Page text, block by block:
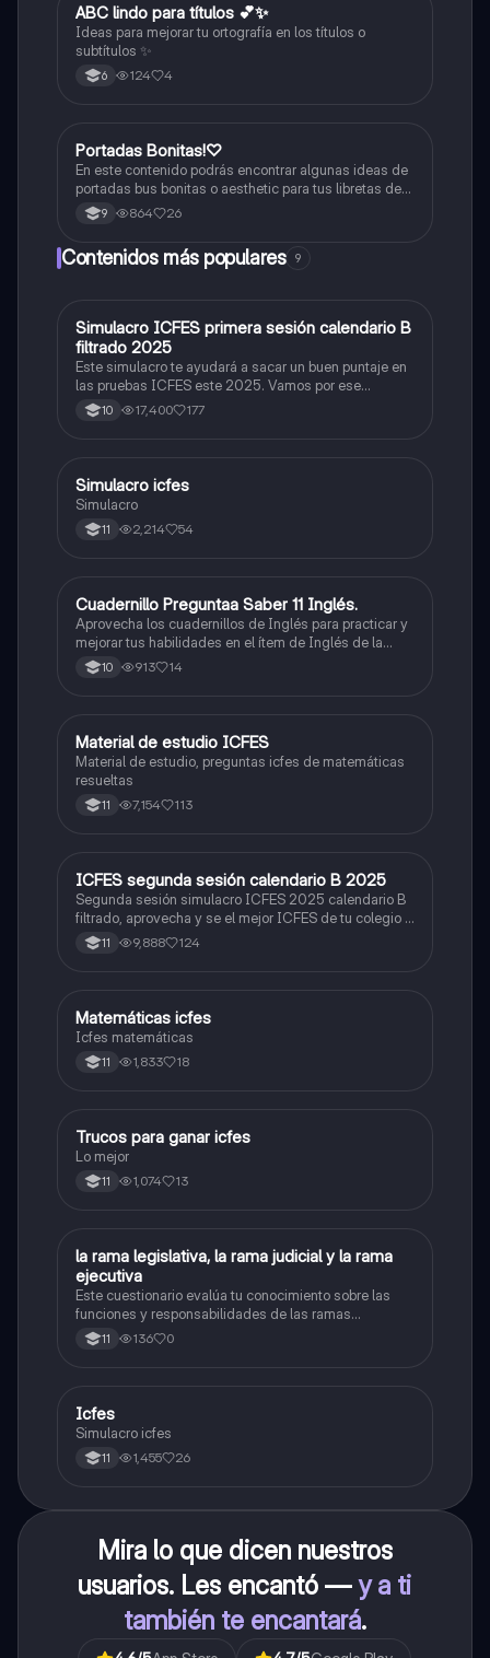
Lengua Castellana
ABC lindo para títulos 💕✨
Ideas para mejorar tu ortografía en los títulos o
subtítulos ✨
6 124 4
Artes
Portadas Bonitas!♡
En este contenido podrás encontrar algunas ideas de
portadas bus bonitas o aesthetic para tus libretas de
apuntes!
9 864 26
Contenidos más populares 9
ICFES: Matemáticas
Simulacro ICFES primera sesión calendario B
filtrado 2025
Este simulacro te ayudará a sacar un buen puntaje en
las pruebas ICFES este 2025. Vamos por ese
500/500. Y poder ser admitido en la universidad que
quieras, estudiar la carrera que quieres y no la que te
10 17,400 177
ICFES: Lectura Crítica
Simulacro icfes
Simulacro
11 2,214 54
ICFES: Inglés
Cuadernillo Preguntaa Saber 11 Inglés.
Aprovecha los cuadernillos de Inglés para practicar y
mejorar tus habilidades en el ítem de Inglés de la
Prueba Saber 11. 🫡
10 913 14
ICFES: Matemáticas
Material de estudio ICFES
Material de estudio, preguntas icfes de matemáticas
resueltas
11 7,154 113
ICFES: Lectura Crítica
ICFES segunda sesión calendario B 2025
Segunda sesión simulacro ICFES 2025 calendario B
filtrado, aprovecha y se el mejor ICFES de tu colegio y
poder ingresar a universidad, y estudiar aquella
carrera con la que tanto sueñas.
11 9,888 124
ICFES: Matemáticas
Matemáticas icfes
Icfes matemáticas
11 1,833 18
Química
Trucos para ganar icfes
Lo mejor
11 1,074 13
LSociales/Historia
la rama legislativa, la rama judicial y la rama
ejecutiva
Este cuestionario evalúa tu conocimiento sobre las
funciones y responsabilidades de las ramas
legislativa, judicial y ejecutiva.
11 136 0
ICFES: Sociales y Ciudadanas
Icfes
Simulacro icfes
11 1,455 26
Mira lo que dicen nuestros
usuarios. Les encantó —y a ti
también te encantará.